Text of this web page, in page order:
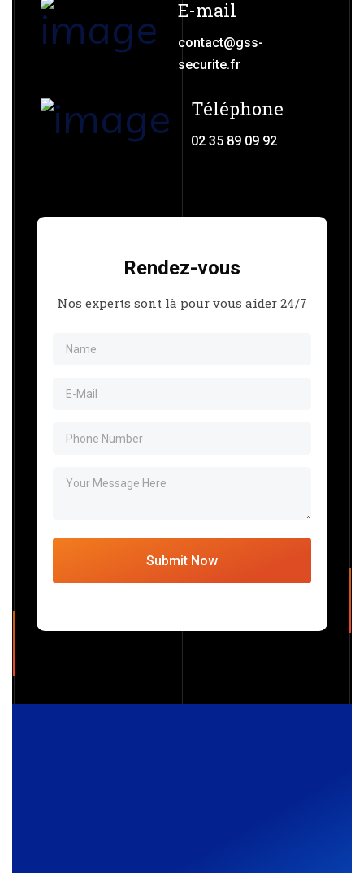
E-mail
contact@gss-
securite.fr
Téléphone
02 35 89 09 92
Rendez-vous
Nos experts sont là pour vous aider 24/7